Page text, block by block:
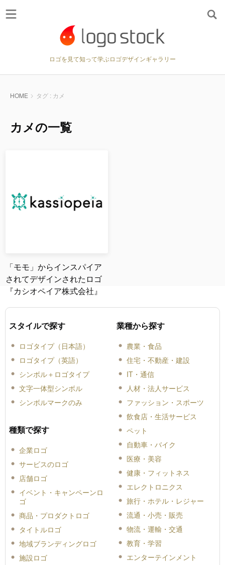
ロゴを見て知って学ぶロゴデザインギャラリー
HOME タグ : カメ
カメの一覧
「モモ」からインスパイア
されてデザインされたロゴ
『カシオペイア株式会社』
スタイルで探す
ロゴタイプ（日本語）
ロゴタイプ（英語）
シンボル＋ロゴタイプ
文字一体型シンボル
シンボルマークのみ
種類で探す
企業ロゴ
サービスのロゴ
店舗ロゴ
イベント・キャンペーンロ
ゴ
商品・プロダクトロゴ
タイトルロゴ
地域ブランディングロゴ
施設ロゴ
業種から探す
農業・食品
住宅・不動産・建設
IT・通信
人材・法人サービス
ファッション・スポーツ
飲食店・生活サービス
ペット
自動車・バイク
医療・美容
健康・フィットネス
エレクトロニクス
旅行・ホテル・レジャー
流通・小売・販売
物流・運輸・交通
教育・学習
エンターテインメント